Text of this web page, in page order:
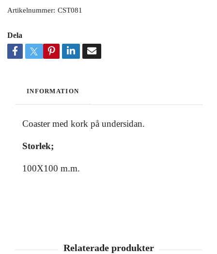
Artikelnummer: CST081
Dela
INFORMATION
Coaster med kork på undersidan.
Storlek;
100X100 m.m.